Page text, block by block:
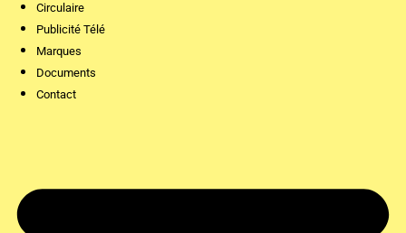
Circulaire
Publicité Télé
Marques
Documents
Contact